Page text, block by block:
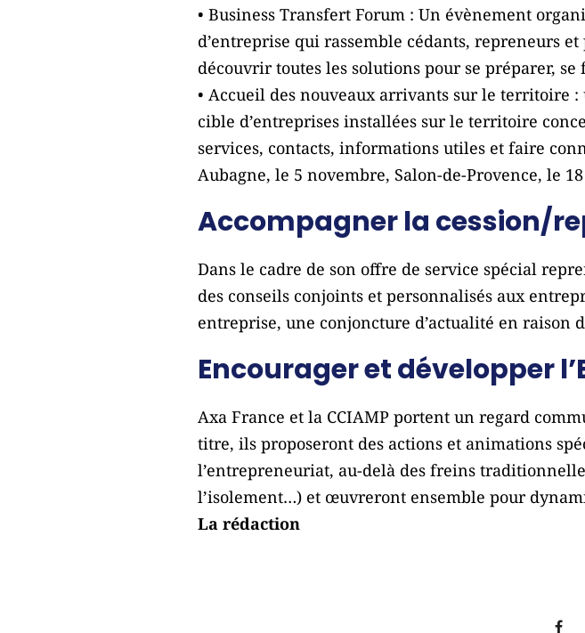
• Business Transfert Forum : Un évènement
d’entreprise qui rassemble cédants, repreneurs
découvrir toutes les solutions pour se préparer,
• Accueil des nouveaux arrivants sur le territoire
cible d’entreprises installées sur le territoire
services, contacts, informations utiles et faire
Aubagne, le 5 novembre, Salon-de-Provence, le
Accompagner la cession/
Dans le cadre de son offre de service spécial
des conseils conjoints et personnalisés aux
entreprise, une conjoncture d’actualité en raison
Encourager et développer
Axa France et la CCIAMP portent un regard
titre, ils proposeront des actions et animations
l’entrepreneuriat, au-delà des freins
l’isolement…) et œuvreront ensemble pour
La rédaction